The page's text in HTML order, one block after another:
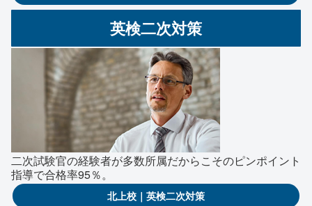
英検二次対策
二次試験官の経験者が多数所属だからこそのピンポイント
指導で合格率95％。
北上校｜英検二次対策